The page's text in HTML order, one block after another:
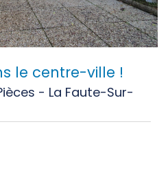
le centre-ville !
- La Faute-Sur-